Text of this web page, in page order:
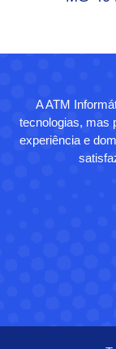
A ATM
tecnologias, mas
experiência e